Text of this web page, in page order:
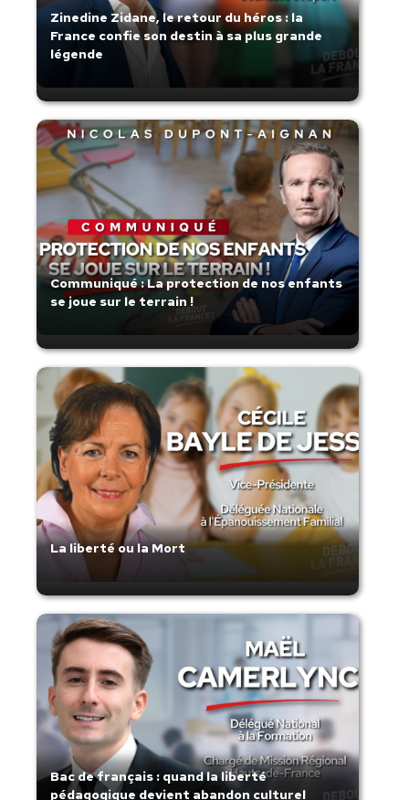
Zinedine Zidane, le retour du héros : la
France confie son destin à sa plus grande
légende
Communiqué : La protection de nos enfants
se joue sur le terrain !
La liberté ou la Mort
Bac de français : quand la liberté
pédagogique devient abandon culturel